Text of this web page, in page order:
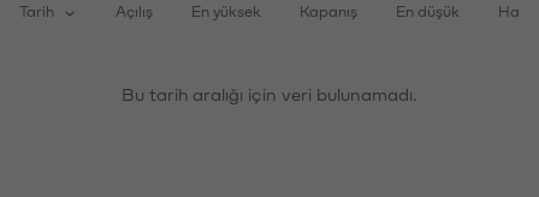
Tarih Açılış En yüksek Kapanış En düşük
Bu tarih aralığı için veri bulunamadı.